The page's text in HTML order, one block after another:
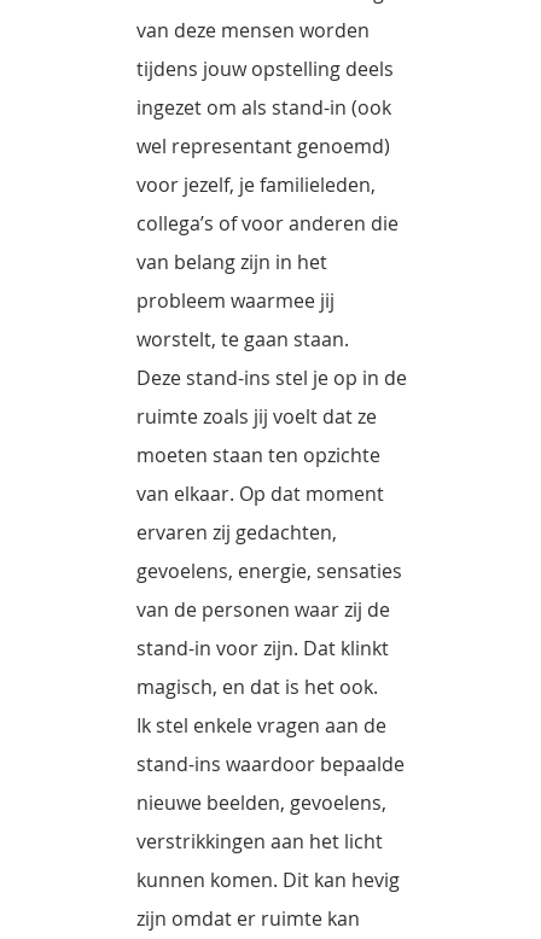
van deze mensen worden
tijdens jouw opstelling deels
ingezet om als stand-in (ook
wel representant genoemd)
voor jezelf, je familieleden,
collega’s of voor anderen die
van belang zijn in het
probleem waarmee jij
worstelt, te gaan staan.
Deze stand-ins stel je op in de
ruimte zoals jij voelt dat ze
moeten staan ten opzichte
van elkaar. Op dat moment
ervaren zij gedachten,
gevoelens, energie, sensaties
van de personen waar zij de
stand-in voor zijn. Dat klinkt
magisch, en dat is het ook.
Ik stel enkele vragen aan de
stand-ins waardoor bepaalde
nieuwe beelden, gevoelens,
verstrikkingen aan het licht
kunnen komen. Dit kan hevig
zijn omdat er ruimte kan